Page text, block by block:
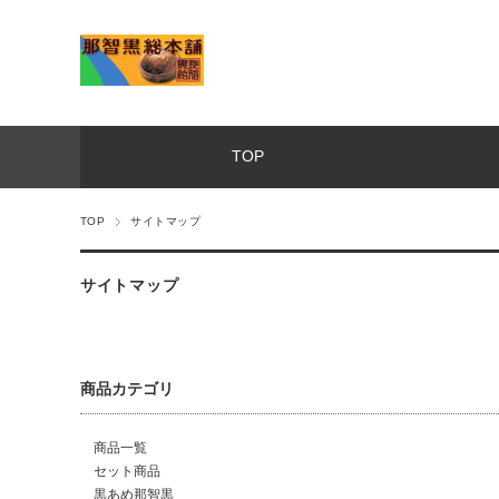
TOP
TOP サイトマップ
サイトマップ
商品カテゴリ
商品一覧
セット商品
黒あめ那智黒